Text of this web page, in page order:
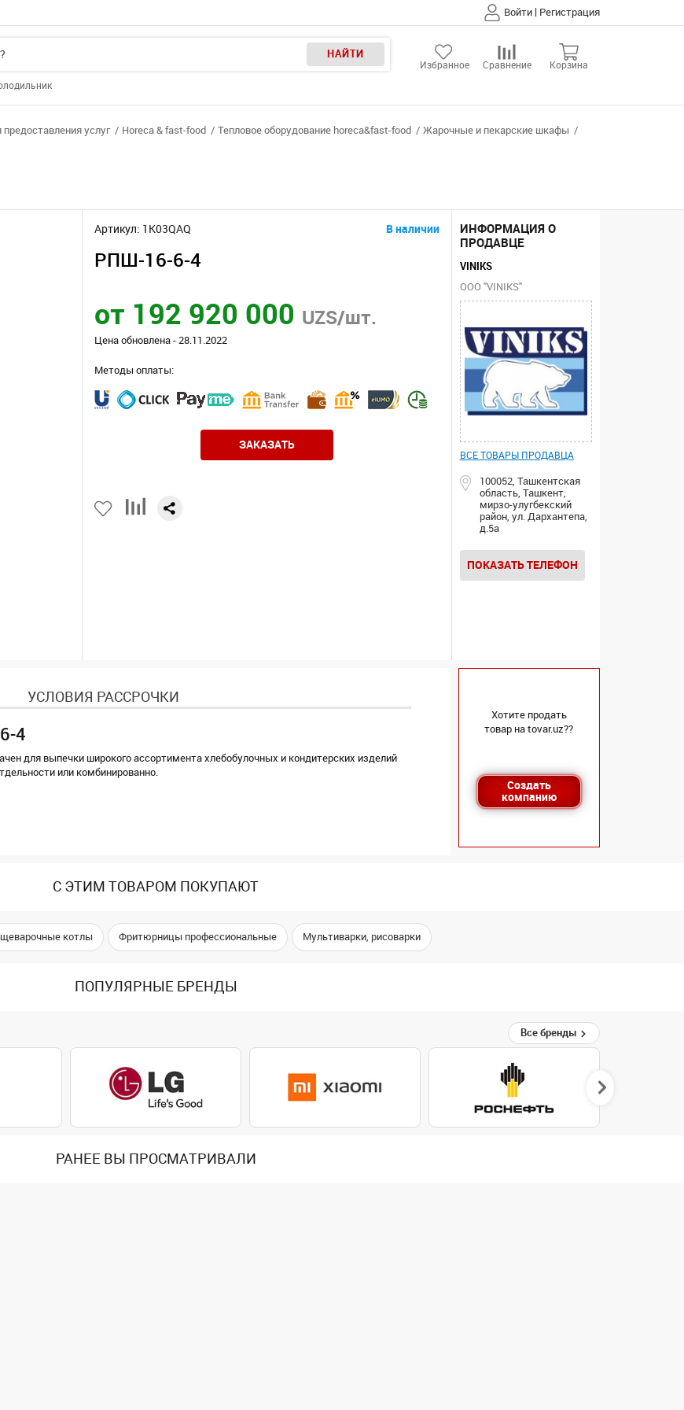
Войти | Регистрация
НАЙТИ
Избранное Сравнение Корзина
услуг Horeca & fast-food Тепловое оборудование horeca&fast-food
Жарочные и пекарские шкафы
Артикул: 1K03QAQ В наличии
РПШ-16-6-4
от 192 920 000 UZS/шт.
Цена обновлена - 28.11.2022
Методы оплаты:
ЗАКАЗАТЬ
ИНФОРМАЦИЯ О
ПРОДАВЦЕ
VINIKS
ООО "VINIKS"
ВСЕ ТОВАРЫ ПРОДАВЦА
100052, Ташкентская
область, Ташкент,
мирзо-улугбекский
район, ул. Дархантепа,
д.5а
ПОКАЗАТЬ ТЕЛЕФОН
УСЛОВИЯ РАССРОЧКИ
4
для выпечки широкого ассортимента хлебобулочных и кондитерских изделий
или комбинированно.
Хотите продать
товар на tovar.uz??
Создать
компанию
С ЭТИМ ТОВАРОМ ПОКУПАЮТ
котлы Фритюрницы профессиональные Мультиварки, рисоварки
ПОПУЛЯРНЫЕ БРЕНДЫ
Все бренды
РАНЕЕ ВЫ ПРОСМАТРИВАЛИ